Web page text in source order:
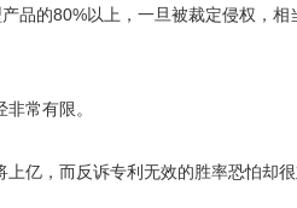
品的80%以上，一旦被裁定侵权，
常有限。
亿，而反诉专利无效的胜率恐怕却